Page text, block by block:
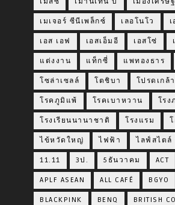
เมเจอร์ ซีนีเพล็กซ์ เลอโนโว
เอส เอฟ เอสเอ็มอี เอสโซ่
แต่งงาน แท็กซี่ แพทองธาร
โซล่าเซลล์ โตชิบา โปรดเกล้
โรคภูมิแพ้ โรคเบาหวาน โรง
โรงเรียนนานาชาติ โรงแรม
ไข้หวัดใหญ่ ไฟฟ้า ไลฟ์สไตล์
11.11 3ป. 5ธันวาคม ACT
APLF ASEAN ALL CAFÉ BGYO
BLACKPINK BENQ BRITISH